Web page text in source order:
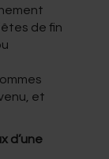
de fin
et
d’une